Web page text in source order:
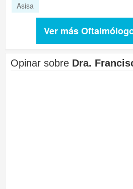
Asisa
Ver más
Opinar sobre Dra.